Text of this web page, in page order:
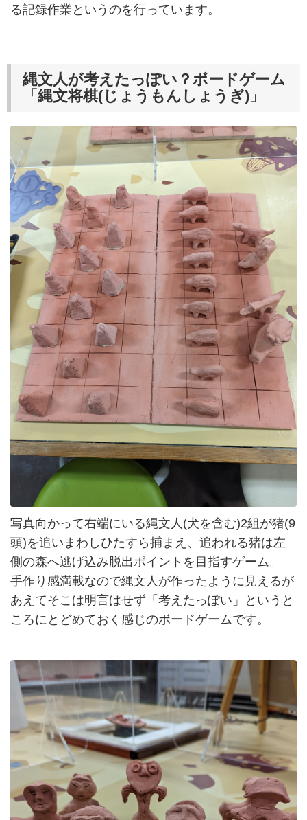
る記録作業というのを行っています。
縄文人が考えたっぽい？ボードゲーム
「縄文将棋(じょうもんしょうぎ)」
写真向かって右端にいる縄文人(犬を含む)2組が猪(9
頭)を追いまわしひたすら捕まえ、追われる猪は左
側の森へ逃げ込み脱出ポイントを目指すゲーム。
手作り感満載なので縄文人が作ったように見えるが
あえてそこは明言はせず「考えたっぽい」というと
ころにとどめておく感じのボードゲームです。